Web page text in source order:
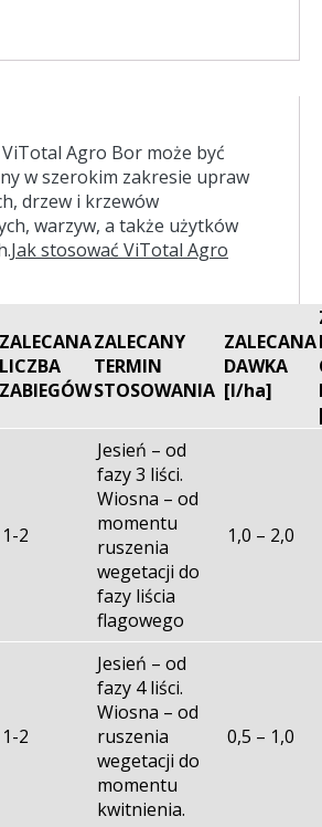
Agro Bor może być
w szerokim zakresie upraw
drzew i krzewów
warzyw, a także użytków
Jak stosować ViTotal Agro
ZALECANA
LICZBA
ZABIEGÓW
ZALECANY
TERMIN
STOSOWANIA
ZALECANA
DAWKA
[l/ha]
1-2
Jesień – od
fazy 3 liści.
Wiosna – od
momentu
ruszenia
wegetacji do
fazy liścia
flagowego
1,0 – 2,0
1-2
Jesień – od
fazy 4 liści.
Wiosna – od
ruszenia
wegetacji do
momentu
kwitnienia.
0,5 – 1,0